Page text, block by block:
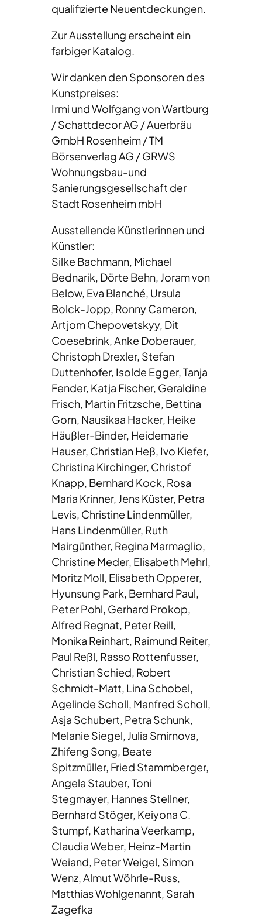
qualifizierte Neuentdeckungen.
Zur Ausstellung erscheint ein
farbiger Katalog.
Wir danken den Sponsoren des
Kunstpreises:
Irmi und Wolfgang von Wartburg
/ Schattdecor AG / Auerbräu
GmbH Rosenheim / TM
Börsenverlag AG / GRWS
Wohnungsbau-und
Sanierungsgesellschaft der
Stadt Rosenheim mbH
Ausstellende Künstlerinnen und
Künstler:
Silke Bachmann, Michael
Bednarik, Dörte Behn, Joram von
Below, Eva Blanché, Ursula
Bolck-Jopp, Ronny Cameron,
Artjom Chepovetskyy, Dit
Coesebrink, Anke Doberauer,
Christoph Drexler, Stefan
Duttenhofer, Isolde Egger, Tanja
Fender, Katja Fischer, Geraldine
Frisch, Martin Fritzsche, Bettina
Gorn, Nausikaa Hacker, Heike
Häußler-Binder, Heidemarie
Hauser, Christian Heß, Ivo Kiefer,
Christina Kirchinger, Christof
Knapp, Bernhard Kock, Rosa
Maria Krinner, Jens Küster, Petra
Levis, Christine Lindenmüller,
Hans Lindenmüller, Ruth
Mairgünther, Regina Marmaglio,
Christine Meder, Elisabeth Mehrl,
Moritz Moll, Elisabeth Opperer,
Hyunsung Park, Bernhard Paul,
Peter Pohl, Gerhard Prokop,
Alfred Regnat, Peter Reill,
Monika Reinhart, Raimund Reiter,
Paul Reßl, Rasso Rottenfusser,
Christian Schied, Robert
Schmidt-Matt, Lina Schobel,
Agelinde Scholl, Manfred Scholl,
Asja Schubert, Petra Schunk,
Melanie Siegel, Julia Smirnova,
Zhifeng Song, Beate
Spitzmüller, Fried Stammberger,
Angela Stauber, Toni
Stegmayer, Hannes Stellner,
Bernhard Stöger, Keiyona C.
Stumpf, Katharina Veerkamp,
Claudia Weber, Heinz-Martin
Weiand, Peter Weigel, Simon
Wenz, Almut Wöhrle-Russ,
Matthias Wohlgenannt, Sarah
Zagefka